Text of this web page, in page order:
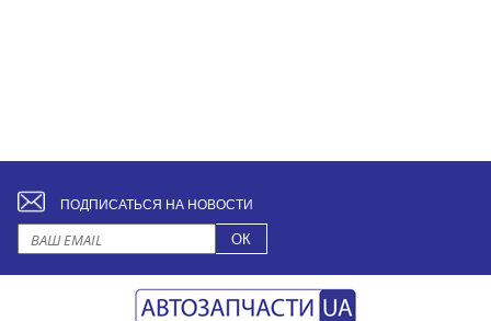
ПОДПИСАТЬСЯ НА НОВОСТИ